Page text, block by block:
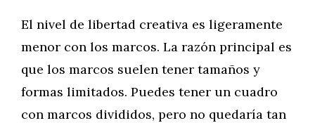
El nivel de libertad creativa es ligeramente
menor con los marcos. La razón principal es
que los marcos suelen tener tamaños y
formas limitados. Puedes tener un cuadro
con marcos divididos, pero no quedaría tan